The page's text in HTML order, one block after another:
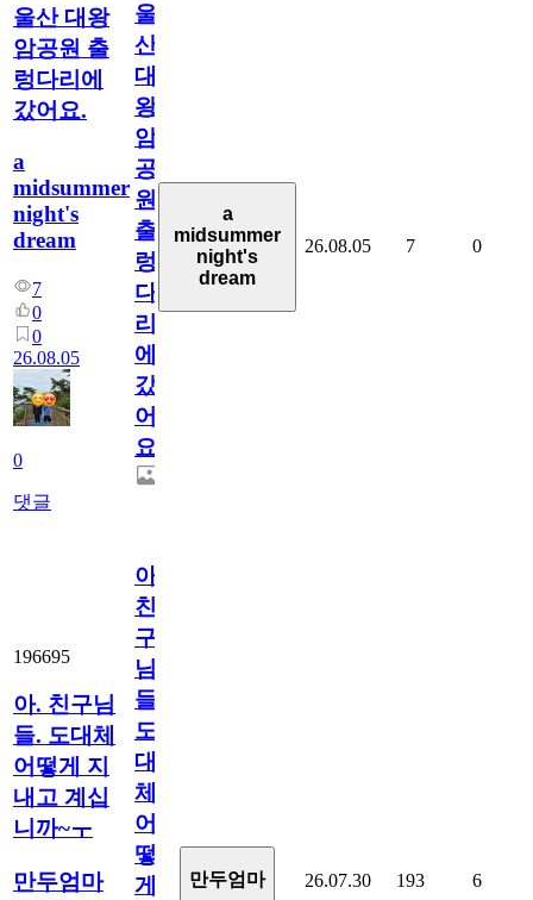
울산 대왕
암공원 출
렁다리에
갔어요.
a
midsummer
night's
dream
7
0
0
26.08.05
0
댓글
울
산
대
왕
암
공
원
출
렁
다
리
에
갔
어
요.
a
midsummer
night's
dream
26.08.05 7 0
196695
아. 친구님
들. 도대체
어떻게 지
내고 계십
니까~ㅜ
만두엄마
아.
친
구
님
들.
도
대
체
어
떻
게
만두엄마 26.07.30 193 6